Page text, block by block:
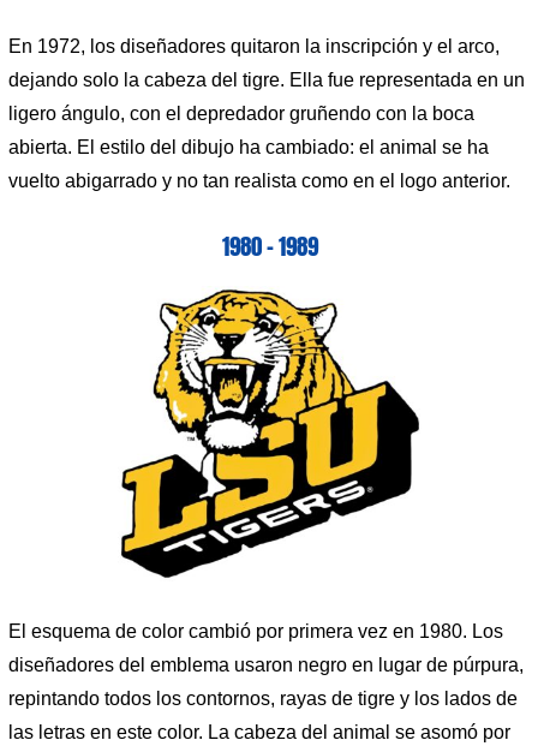
En 1972, los diseñadores quitaron la inscripción y el arco,
dejando solo la cabeza del tigre. Ella fue representada en un
ligero ángulo, con el depredador gruñendo con la boca
abierta. El estilo del dibujo ha cambiado: el animal se ha
vuelto abigarrado y no tan realista como en el logo anterior.
1980 – 1989
El esquema de color cambió por primera vez en 1980. Los
diseñadores del emblema usaron negro en lugar de púrpura,
repintando todos los contornos, rayas de tigre y los lados de
las letras en este color. La cabeza del animal se asomó por